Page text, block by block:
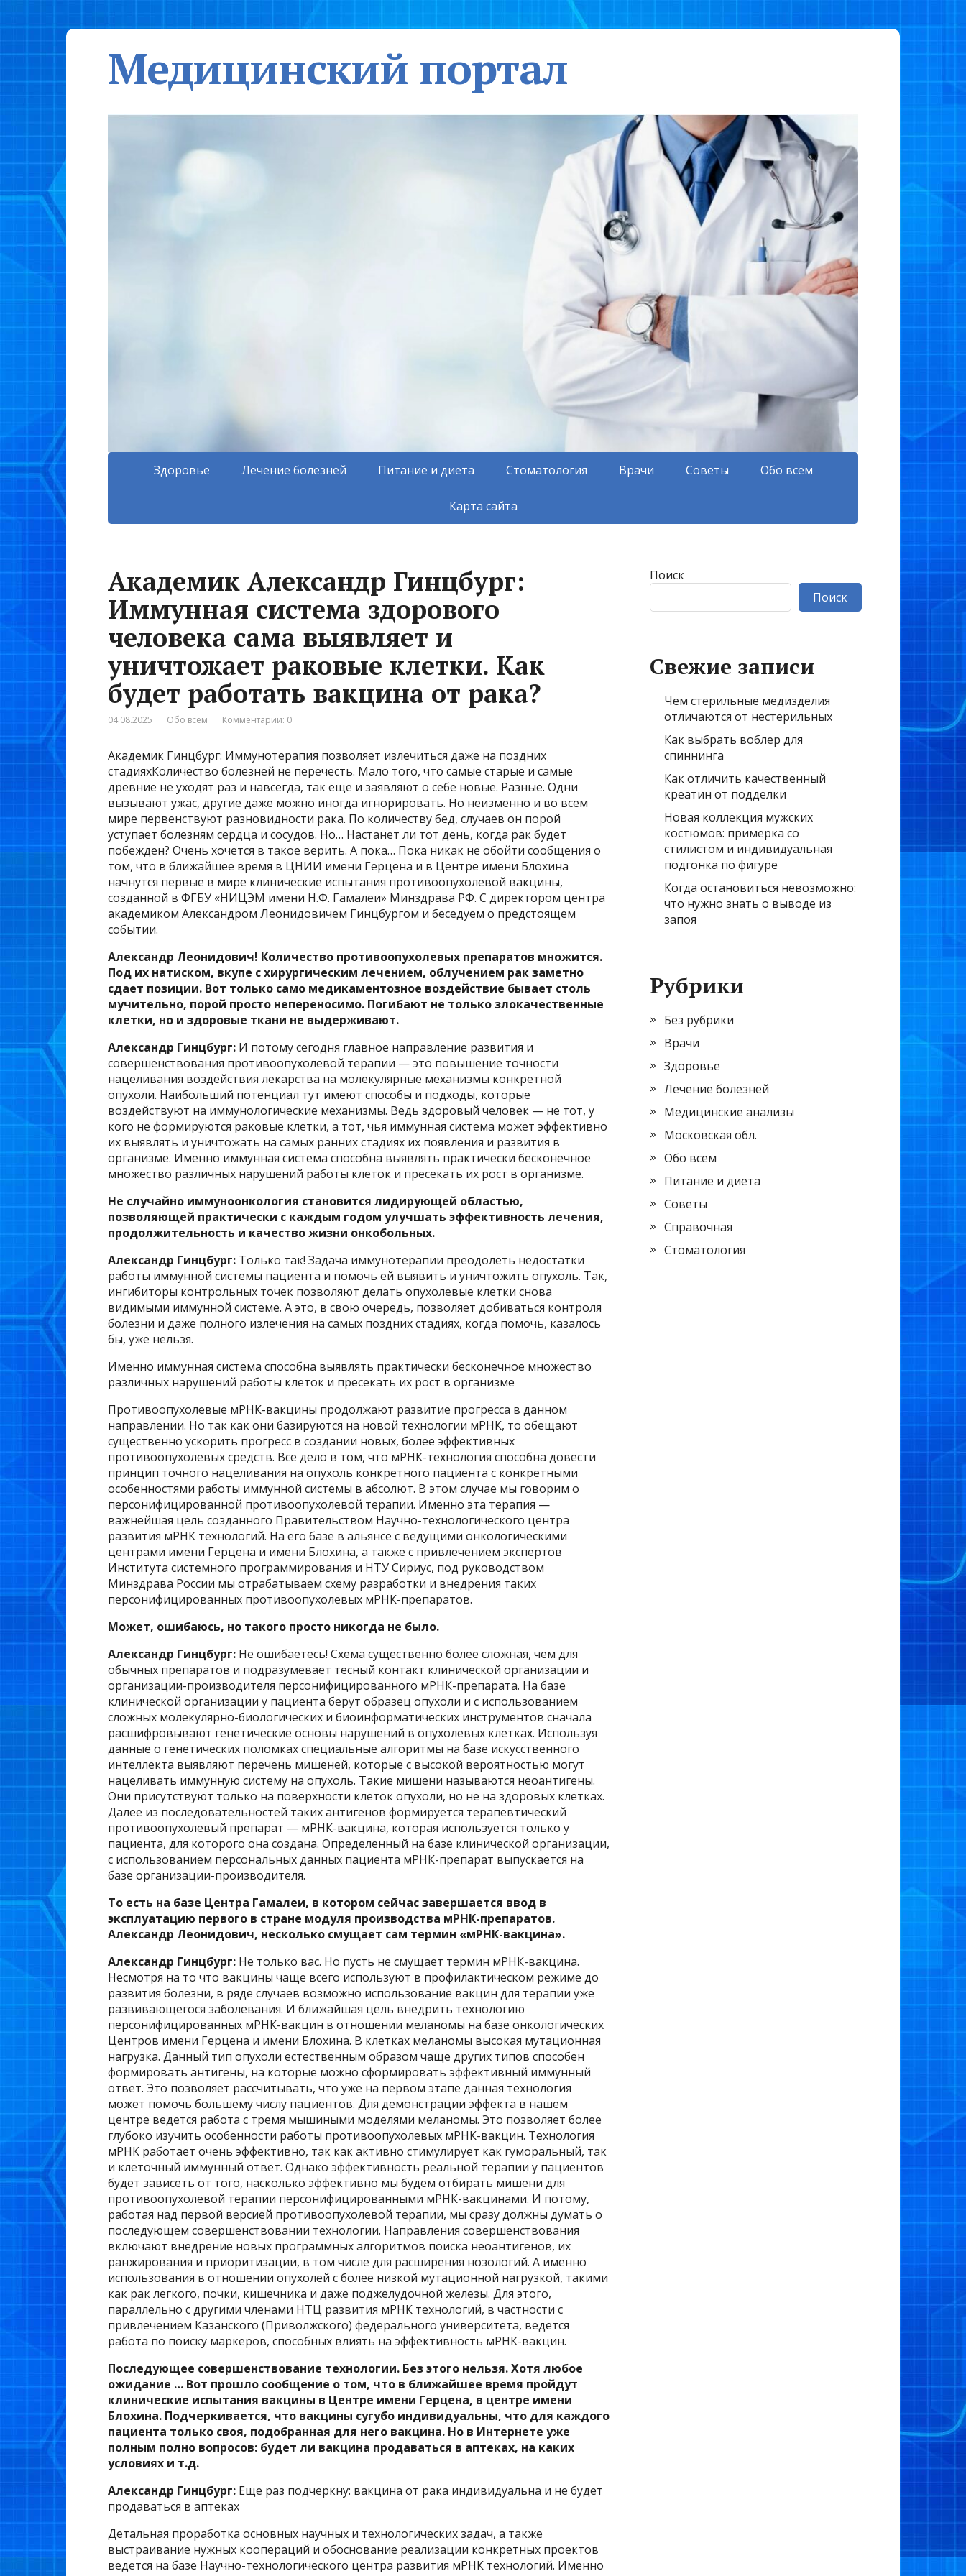
Медицинский портал
Здоровье Лечение болезней Питание и диета Стоматология Врачи Советы Обо всем
Карта сайта
Академик Александр Гинцбург:
Иммунная система здорового
человека сама выявляет и
уничтожает раковые клетки. Как
будет работать вакцина от рака?
04.08.2025 Обо всем Комментарии: 0
Академик Гинцбург: Иммунотерапия позволяет излечиться даже на поздних
стадияхКоличество болезней не перечесть. Мало того, что самые старые и самые
древние не уходят раз и навсегда, так еще и заявляют о себе новые. Разные. Одни
вызывают ужас, другие даже можно иногда игнорировать. Но неизменно и во всем
мире первенствуют разновидности рака. По количеству бед, случаев он порой
уступает болезням сердца и сосудов. Но… Настанет ли тот день, когда рак будет
побежден? Очень хочется в такое верить. А пока… Пока никак не обойти сообщения о
том, что в ближайшее время в ЦНИИ имени Герцена и в Центре имени Блохина
начнутся первые в мире клинические испытания противоопухолевой вакцины,
созданной в ФГБУ «НИЦЭМ имени Н.Ф. Гамалеи» Минздрава РФ. С директором центра
академиком Александром Леонидовичем Гинцбургом и беседуем о предстоящем
событии.
Александр Леонидович! Количество противоопухолевых препаратов множится.
Под их натиском, вкупе с хирургическим лечением, облучением рак заметно
сдает позиции. Вот только само медикаментозное воздействие бывает столь
мучительно, порой просто непереносимо. Погибают не только злокачественные
клетки, но и здоровые ткани не выдерживают.
Александр Гинцбург: И потому сегодня главное направление развития и
совершенствования противоопухолевой терапии — это повышение точности
нацеливания воздействия лекарства на молекулярные механизмы конкретной
опухоли. Наибольший потенциал тут имеют способы и подходы, которые
воздействуют на иммунологические механизмы. Ведь здоровый человек — не тот, у
кого не формируются раковые клетки, а тот, чья иммунная система может эффективно
их выявлять и уничтожать на самых ранних стадиях их появления и развития в
организме. Именно иммунная система способна выявлять практически бесконечное
множество различных нарушений работы клеток и пресекать их рост в организме.
Не случайно иммуноонкология становится лидирующей областью,
позволяющей практически с каждым годом улучшать эффективность лечения,
продолжительность и качество жизни онкобольных.
Александр Гинцбург: Только так! Задача иммунотерапии преодолеть недостатки
работы иммунной системы пациента и помочь ей выявить и уничтожить опухоль. Так,
ингибиторы контрольных точек позволяют делать опухолевые клетки снова
видимыми иммунной системе. А это, в свою очередь, позволяет добиваться контроля
болезни и даже полного излечения на самых поздних стадиях, когда помочь, казалось
бы, уже нельзя.
Именно иммунная система способна выявлять практически бесконечное множество
различных нарушений работы клеток и пресекать их рост в организме
Противоопухолевые мРНК-вакцины продолжают развитие прогресса в данном
направлении. Но так как они базируются на новой технологии мРНК, то обещают
существенно ускорить прогресс в создании новых, более эффективных
противоопухолевых средств. Все дело в том, что мРНК-технология способна довести
принцип точного нацеливания на опухоль конкретного пациента с конкретными
особенностями работы иммунной системы в абсолют. В этом случае мы говорим о
персонифицированной противоопухолевой терапии. Именно эта терапия —
важнейшая цель созданного Правительством Научно-технологического центра
развития мРНК технологий. На его базе в альянсе с ведущими онкологическими
центрами имени Герцена и имени Блохина, а также с привлечением экспертов
Института системного программирования и НТУ Сириус, под руководством
Минздрава России мы отрабатываем схему разработки и внедрения таких
персонифицированных противоопухолевых мРНК-препаратов.
Может, ошибаюсь, но такого просто никогда не было.
Александр Гинцбург: Не ошибаетесь! Схема существенно более сложная, чем для
обычных препаратов и подразумевает тесный контакт клинической организации и
организации-производителя персонифицированного мРНК-препарата. На базе
клинической организации у пациента берут образец опухоли и с использованием
сложных молекулярно-биологических и биоинформатических инструментов сначала
расшифровывают генетические основы нарушений в опухолевых клетках. Используя
данные о генетических поломках специальные алгоритмы на базе искусственного
интеллекта выявляют перечень мишеней, которые с высокой вероятностью могут
нацеливать иммунную систему на опухоль. Такие мишени называются неоантигены.
Они присутствуют только на поверхности клеток опухоли, но не на здоровых клетках.
Далее из последовательностей таких антигенов формируется терапевтический
противоопухолевый препарат — мРНК-вакцина, которая используется только у
пациента, для которого она создана. Определенный на базе клинической организации,
с использованием персональных данных пациента мРНК-препарат выпускается на
базе организации-производителя.
То есть на базе Центра Гамалеи, в котором сейчас завершается ввод в
эксплуатацию первого в стране модуля производства мРНК-препаратов.
Александр Леонидович, несколько смущает сам термин «мРНК-вакцина».
Александр Гинцбург: Не только вас. Но пусть не смущает термин мРНК-вакцина.
Несмотря на то что вакцины чаще всего используют в профилактическом режиме до
развития болезни, в ряде случаев возможно использование вакцин для терапии уже
развивающегося заболевания. И ближайшая цель внедрить технологию
персонифицированных мРНК-вакцин в отношении меланомы на базе онкологических
Центров имени Герцена и имени Блохина. В клетках меланомы высокая мутационная
нагрузка. Данный тип опухоли естественным образом чаще других типов способен
формировать антигены, на которые можно сформировать эффективный иммунный
ответ. Это позволяет рассчитывать, что уже на первом этапе данная технология
может помочь большему числу пациентов. Для демонстрации эффекта в нашем
центре ведется работа с тремя мышиными моделями меланомы. Это позволяет более
глубоко изучить особенности работы противоопухолевых мРНК-вакцин. Технология
мРНК работает очень эффективно, так как активно стимулирует как гуморальный, так
и клеточный иммунный ответ. Однако эффективность реальной терапии у пациентов
будет зависеть от того, насколько эффективно мы будем отбирать мишени для
противоопухолевой терапии персонифицированными мРНК-вакцинами. И потому,
работая над первой версией противоопухолевой терапии, мы сразу должны думать о
последующем совершенствовании технологии. Направления совершенствования
включают внедрение новых программных алгоритмов поиска неоантигенов, их
ранжирования и приоритизации, в том числе для расширения нозологий. А именно
использования в отношении опухолей с более низкой мутационной нагрузкой, такими
как рак легкого, почки, кишечника и даже поджелудочной железы. Для этого,
параллельно с другими членами НТЦ развития мРНК технологий, в частности с
привлечением Казанского (Приволжского) федерального университета, ведется
работа по поиску маркеров, способных влиять на эффективность мРНК-вакцин.
Последующее совершенствование технологии. Без этого нельзя. Хотя любое
ожидание … Вот прошло сообщение о том, что в ближайшее время пройдут
клинические испытания вакцины в Центре имени Герцена, в центре имени
Блохина. Подчеркивается, что вакцины сугубо индивидуальны, что для каждого
пациента только своя, подобранная для него вакцина. Но в Интернете уже
полным полно вопросов: будет ли вакцина продаваться в аптеках, на каких
условиях и т.д.
Александр Гинцбург: Еще раз подчеркну: вакцина от рака индивидуальна и не будет
продаваться в аптеках
Детальная проработка основных научных и технологических задач, а также
выстраивание нужных коопераций и обоснование реализации конкретных проектов
ведется на базе Научно-технологического центра развития мРНК технологий. Именно
Поиск
Поиск
Свежие записи
Чем стерильные медизделия
отличаются от нестерильных
Как выбрать воблер для
спиннинга
Как отличить качественный
креатин от подделки
Новая коллекция мужских
костюмов: примерка со
стилистом и индивидуальная
подгонка по фигуре
Когда остановиться невозможно:
что нужно знать о выводе из
запоя
Рубрики
Без рубрики
Врачи
Здоровье
Лечение болезней
Медицинские анализы
Московская обл.
Обо всем
Питание и диета
Советы
Справочная
Стоматология